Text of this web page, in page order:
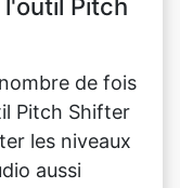
Pitch Shifter
les niveaux
aussi